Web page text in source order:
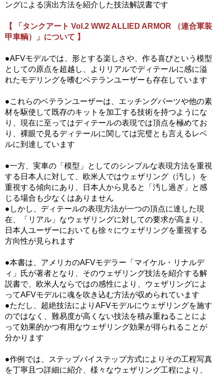
ングによる演出方法を紹介した技法解説書です
【 「タンクアート Vol.2 WW2 ALLIED ARMOR （連合軍装
甲車輌）」について 】
●AFVモデルでは、形とする楽しさや、作る喜びという模型
としての原点を超越し、よりリアルでディテールに感に溢
れたモデリングを嗜むベテランユーザーも存在しています
●これらのベテランユーザーは、エッチングパーツや他の素
材を駆使して既存のキットを加工する技術を持つようにな
り、現在に至ってはディテールの表現では頂点を極めてお
り、裸眼で見るディテールに関しては完璧とも言えるレベ
ルに到達しています
●一方、実車の「模型」としてのシンプルな表現方法を重視
する日本人に対して、欧米人ではウェザリング（汚し）を
重視する傾向にあり、日本人から見ると「汚し過ぎ」と感
じる場合も少なくはありません
●しかし、ディテールの表現方法が一つの頂点に達した現
在、「リアル」なウェザリングに対しての要求が高まり、
日本人ユーザーにおいても徐々にウェザリングを重視する
方向性が見られます
●本書は、アメリカのAFVモデラー「マイケル・リナルデ
ィ」氏が著者となり、そのウェザリング技法を紹介する解
説書で、欧米人ならではの感性により、ウェザリングによ
ってAFVモデルに魂を吹き込む方法が収められています
●ただし、超絶技法によりAFVモデルにウェザリングを施す
のではなく、難易度が高くない技法を積み重ねることによ
って効果的かつ有用なウェザリング効果が得られることが
分かります
●作例では、ステップバイステップ方式によりその工程写真
を丁寧且つ詳細に紹介、様々なウェザリング工程により、